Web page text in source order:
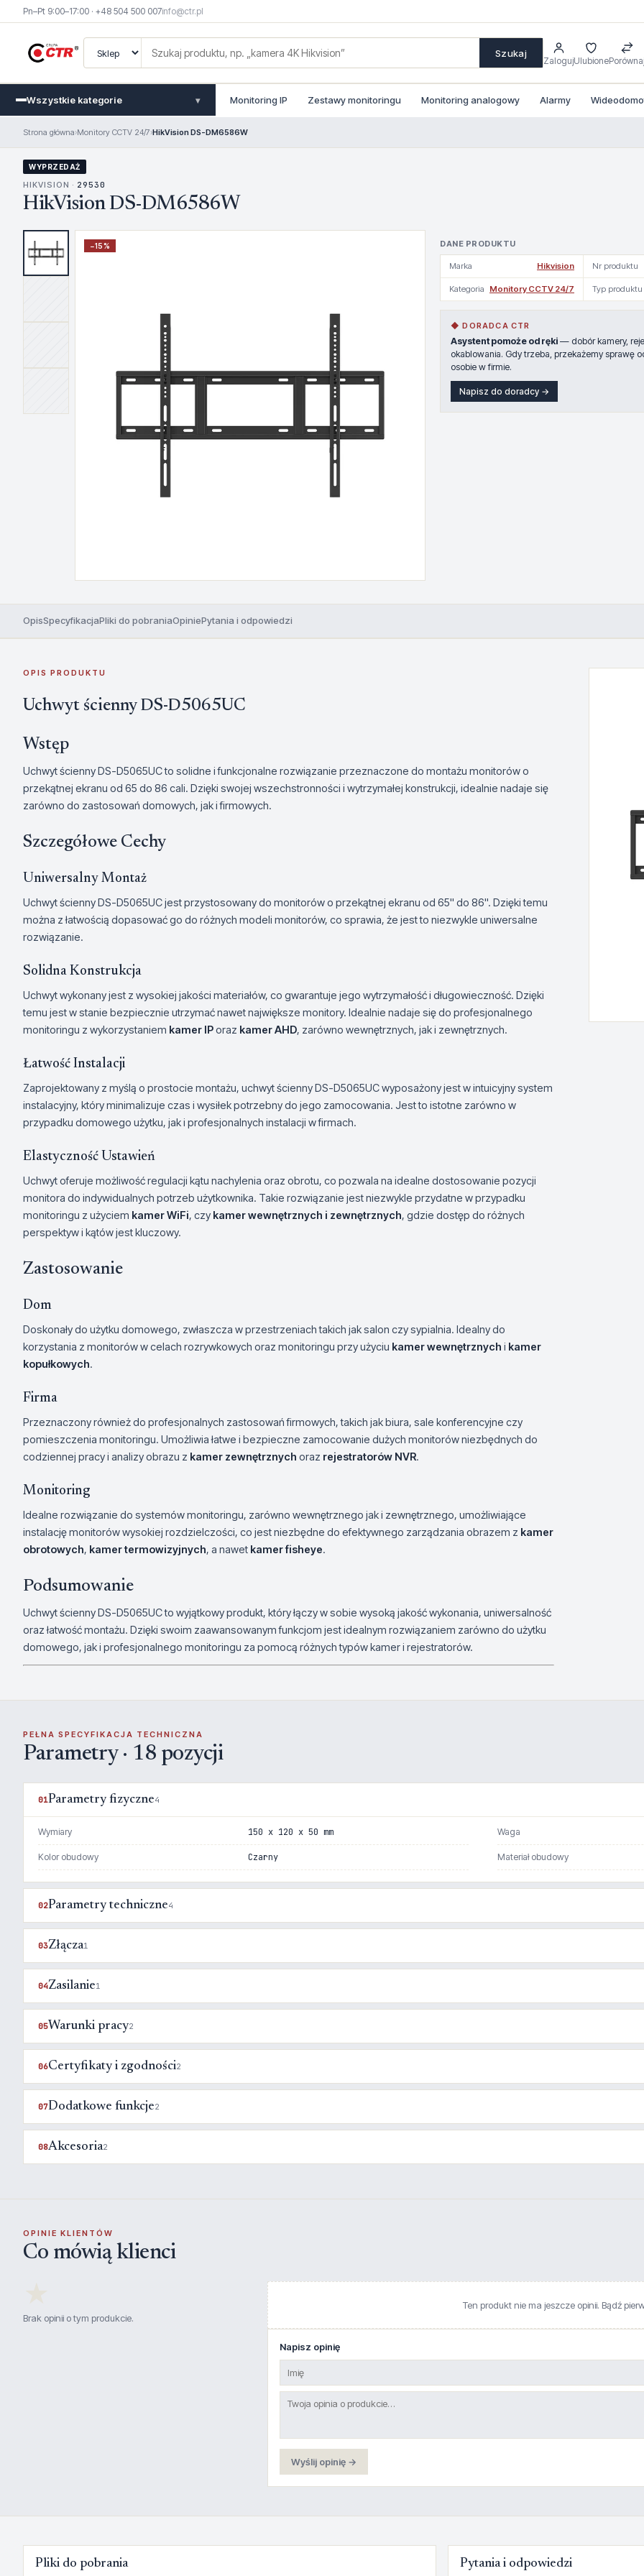
Pn–Pt 9:00–17:00 · +48 504 500 007info@ctr.pl
Szukaj
ZalogujUlubionePorównaj
Wszystkie kategorie ▾ Monitoring IP Zestawy monitoringu Monitoring analogowy Alarmy
Strona główna›Monitory CCTV 24/7›HikVision DS-DM6586W
WYPRZEDAŻ
HIKVISION · 29530
HikVision DS-DM6586W
−15% DANE PRODUKTU
Marka Hikvision Nr produktu
Kategoria Monitory CCTV 24/7 Typ produktu
◆ DORADCA CTR
Asystent pomoże od ręki — dobór kamery,
okablowania. Gdy trzeba, przekażemy sprawę
osobie w firmie.
Napisz do doradcy →
OpisSpecyfikacjaPliki do pobraniaOpiniePytania i odpowiedzi
OPIS PRODUKTU
Uchwyt ścienny DS-D5065UC
Wstęp
Uchwyt ścienny DS-D5065UC to solidne i funkcjonalne rozwiązanie przeznaczone do montażu monitorów o
przekątnej ekranu od 65 do 86 cali. Dzięki swojej wszechstronności i wytrzymałej konstrukcji, idealnie nadaje się
zarówno do zastosowań domowych, jak i firmowych.
Szczegółowe Cechy
Uniwersalny Montaż
Uchwyt ścienny DS-D5065UC jest przystosowany do monitorów o przekątnej ekranu od 65'' do 86''. Dzięki temu
można z łatwością dopasować go do różnych modeli monitorów, co sprawia, że jest to niezwykle uniwersalne
rozwiązanie.
Solidna Konstrukcja
Uchwyt wykonany jest z wysokiej jakości materiałów, co gwarantuje jego wytrzymałość i długowieczność. Dzięki
temu jest w stanie bezpiecznie utrzymać nawet największe monitory. Idealnie nadaje się do profesjonalnego
monitoringu z wykorzystaniem kamer IPoraz kamer AHD, zarówno wewnętrznych, jak i zewnętrznych.
Łatwość Instalacji
Zaprojektowany z myślą o prostocie montażu, uchwyt ścienny DS-D5065UC wyposażony jest w intuicyjny system
instalacyjny, który minimalizuje czas i wysiłek potrzebny do jego zamocowania. Jest to istotne zarówno w
przypadku domowego użytku, jak i profesjonalnych instalacji w firmach.
Elastyczność Ustawień
Uchwyt oferuje możliwość regulacji kątu nachylenia oraz obrotu, co pozwala na idealne dostosowanie pozycji
monitora do indywidualnych potrzeb użytkownika. Takie rozwiązanie jest niezwykle przydatne w przypadku
monitoringu z użyciem kamer WiFi, czy kamer wewnętrznych i zewnętrznych, gdzie dostęp do różnych
perspektyw i kątów jest kluczowy.
Zastosowanie
Dom
Doskonały do użytku domowego, zwłaszcza w przestrzeniach takich jak salon czy sypialnia. Idealny do
korzystania z monitorów w celach rozrywkowych oraz monitoringu przy użyciu kamer wewnętrznych i kamer
kopułkowych.
Firma
Przeznaczony również do profesjonalnych zastosowań firmowych, takich jak biura, sale konferencyjne czy
pomieszczenia monitoringu. Umożliwia łatwe i bezpieczne zamocowanie dużych monitorów niezbędnych do
codziennej pracy i analizy obrazu z kamer zewnętrznych oraz rejestratorów NVR.
Monitoring
Idealne rozwiązanie do systemów monitoringu, zarówno wewnętrznego jak i zewnętrznego, umożliwiające
instalację monitorów wysokiej rozdzielczości, co jest niezbędne do efektywnego zarządzania obrazem z kamer
obrotowych, kamer termowizyjnych, a nawet kamer fisheye.
Podsumowanie
Uchwyt ścienny DS-D5065UC to wyjątkowy produkt, który łączy w sobie wysoką jakość wykonania, uniwersalność
oraz łatwość montażu. Dzięki swoim zaawansowanym funkcjom jest idealnym rozwiązaniem zarówno do użytku
domowego, jak i profesjonalnego monitoringu za pomocą różnych typów kamer i rejestratorów.
PEŁNA SPECYFIKACJA TECHNICZNA
Parametry · 18 pozycji
01Parametry fizyczne4
Wymiary 150 x 120 x 50 mm Waga
Kolor obudowy Czarny Materiał obudowy
02Parametry techniczne4
03Złącza1
04Zasilanie1
05Warunki pracy2
06Certyfikaty i zgodności2
07Dodatkowe funkcje2
08Akcesoria2
OPINIE KLIENTÓW
Co mówią klienci
Brak opinii o tym produkcie.
Ten produkt nie ma jeszcze opinii. Bądź
Napisz opinię
Wyślij opinię →
Pliki do pobrania Pytania i odpowiedzi